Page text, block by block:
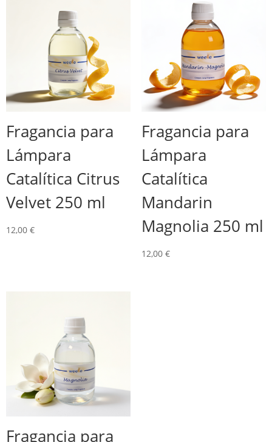
Fragancia para
Lámpara
Catalítica Citrus
Velvet 250 ml
12,00 €
Fragancia para
Lámpara
Catalítica
Mandarin
Magnolia 250 ml
12,00 €
Fragancia para